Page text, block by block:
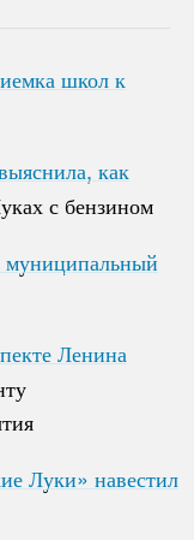
школ к
школ к
как
с бензином
как
с бензином
Ленина
Ленина
Луки» навестил
Луки» навестил